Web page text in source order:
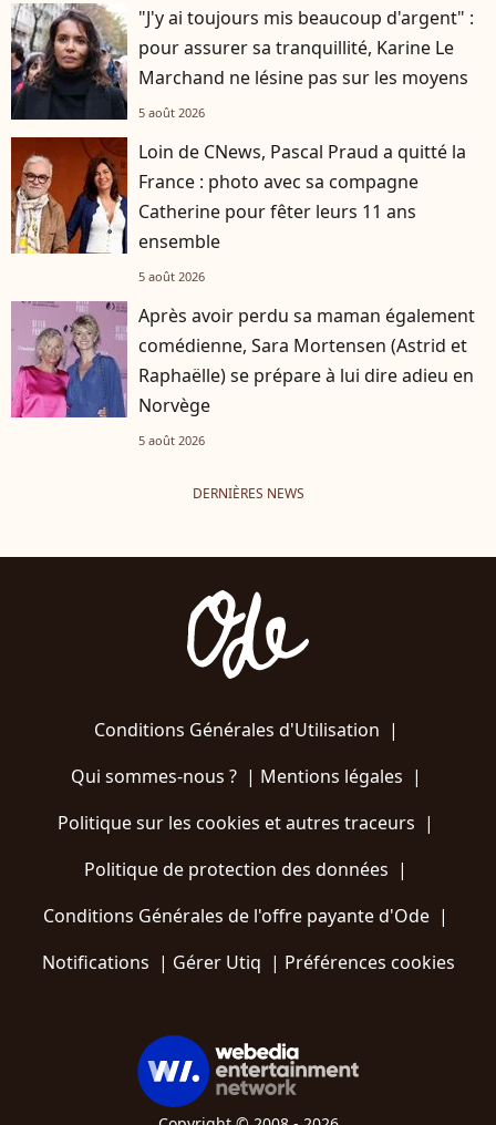
"J'y ai toujours mis beaucoup d'argent" :
pour assurer sa tranquillité, Karine Le
Marchand ne lésine pas sur les moyens
5 août 2026
Loin de CNews, Pascal Praud a quitté la
France : photo avec sa compagne
Catherine pour fêter leurs 11 ans
ensemble
5 août 2026
Après avoir perdu sa maman également
comédienne, Sara Mortensen (Astrid et
Raphaëlle) se prépare à lui dire adieu en
Norvège
5 août 2026
DERNIÈRES NEWS
Conditions Générales d'Utilisation |
Qui sommes-nous ?| Mentions légales |
Politique sur les cookies et autres traceurs |
Politique de protection des données |
Conditions Générales de l'offre payante d'Ode |
Notifications | Gérer Utiq | Préférences cookies